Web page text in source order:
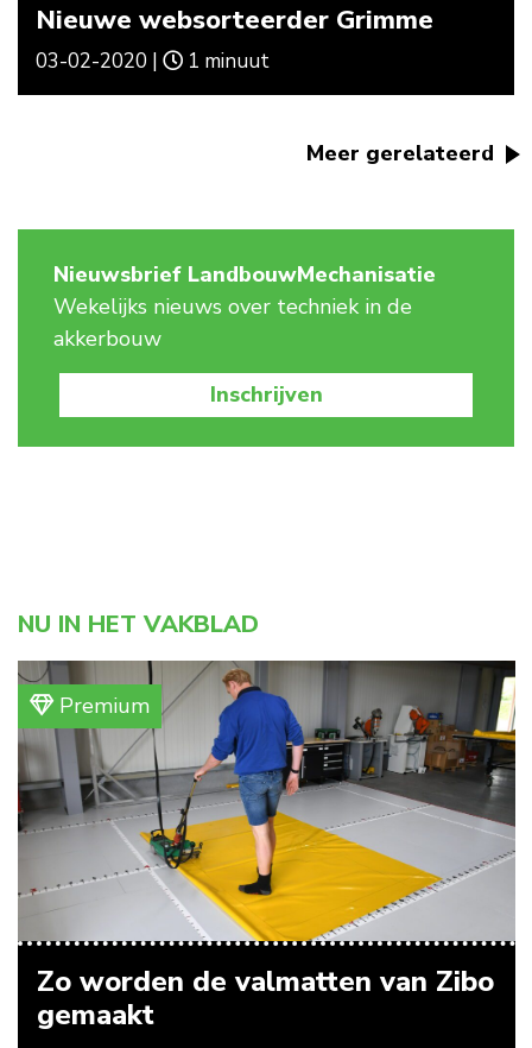
Nieuwe websorteerder Grimme
03-02-2020 | 1 minuut
Meer gerelateerd
Nieuwsbrief LandbouwMechanisatie
Wekelijks nieuws over techniek in de
akkerbouw
Inschrijven
NU IN HET VAKBLAD
Premium
Zo worden de valmatten van Zibo
gemaakt